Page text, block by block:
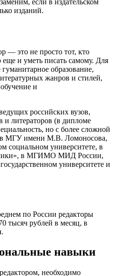
изданий.
— это не просто тот, кто
и уметь писать самому. Для
гуманитарное образование,
жанров и стилей,
и
российских вузов,
и литераторов (в дипломе
но с более сложной
МГУ имени М.В. Ломоносова,
социальном университете, в
в МГИМО МИД России,
университете и
по России редакторы
тысяч рублей в месяц, в
навыки
необходимо